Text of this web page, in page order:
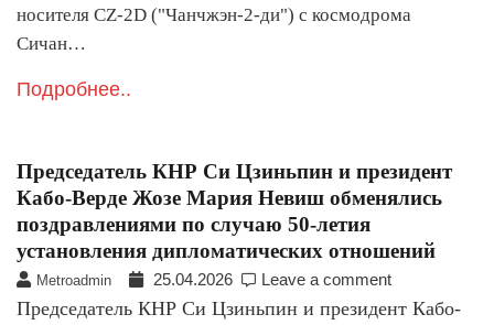
носителя CZ-2D ("Чанчжэн-2-ди") с космодрома
Сичан…
Подробнее..
Председатель КНР Си Цзиньпин и президент
Кабо-Верде Жозе Мария Невиш обменялись
поздравлениями по случаю 50-летия
установления дипломатических отношений
Metroadmin 25.04.2026 Leave a comment
Председатель КНР Си Цзиньпин и президент Кабо-